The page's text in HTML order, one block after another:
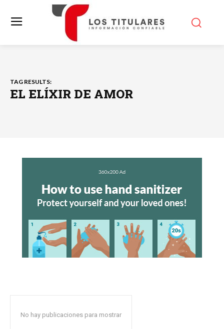
TAG RESULTS:
EL ELÍXIR DE AMOR
No hay publicaciones para mostrar